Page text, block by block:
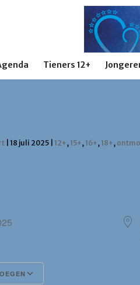
Tieners 12+
|18 juli 2025 |12+,15+,16+,18+,